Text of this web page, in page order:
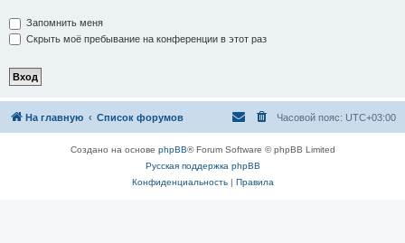
Запомнить меня
Скрыть моё пребывание на конференции в этот раз
На главную Список форумов Часовой пояс: UTC+03:00
Создано на основе phpBB® Forum Software © phpBB Limited
Русская поддержка phpBB
Конфиденциальность| Правила